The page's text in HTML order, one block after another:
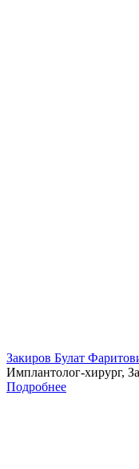
Закиров Булат
Имплантолог-хирург,
Подробнее